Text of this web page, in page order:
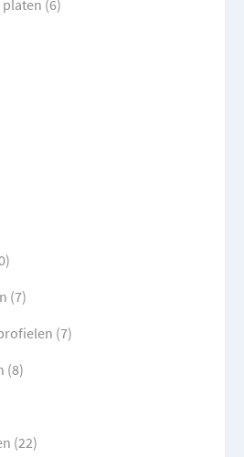
(6)
(7)
(7)
(8)
(22)